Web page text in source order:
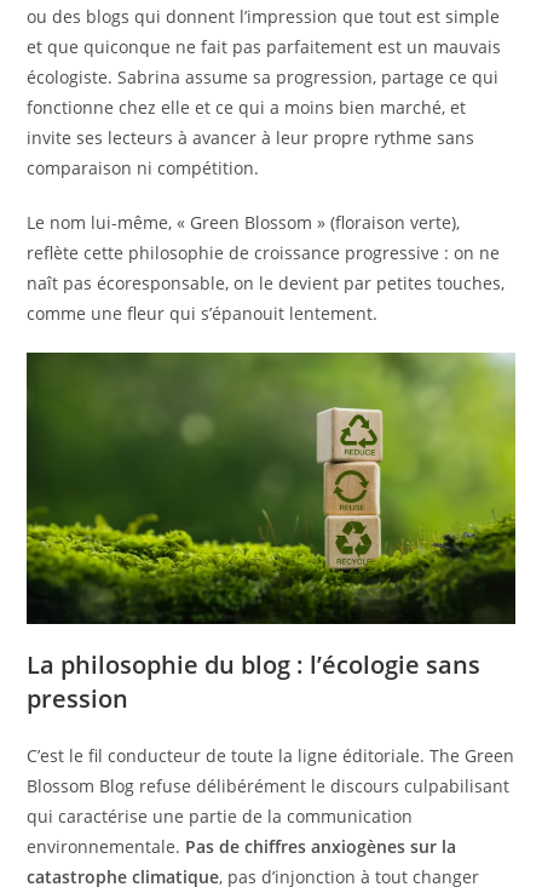
ou des blogs qui donnent l’impression que tout est simple
et que quiconque ne fait pas parfaitement est un mauvais
écologiste. Sabrina assume sa progression, partage ce qui
fonctionne chez elle et ce qui a moins bien marché, et
invite ses lecteurs à avancer à leur propre rythme sans
comparaison ni compétition.
Le nom lui-même, « Green Blossom » (floraison verte),
reflète cette philosophie de croissance progressive : on ne
naît pas écoresponsable, on le devient par petites touches,
comme une fleur qui s’épanouit lentement.
La philosophie du blog : l’écologie sans
pression
C’est le fil conducteur de toute la ligne éditoriale. The Green
Blossom Blog refuse délibérément le discours culpabilisant
qui caractérise une partie de la communication
environnementale. Pas de chiffres anxiogènes sur la
catastrophe climatique, pas d’injonction à tout changer